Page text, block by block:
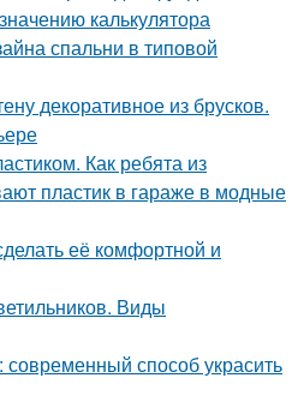
калькулятора
спальни в типовой
декоративное из брусков.
Как ребята из
пластик в гараже в модные
её комфортной и
Виды
современный способ украсить